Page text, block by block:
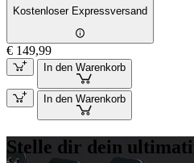
Kostenloser Expressversand
€ 149,99
In den Warenkorb
In den Warenkorb
Stelle dir dein